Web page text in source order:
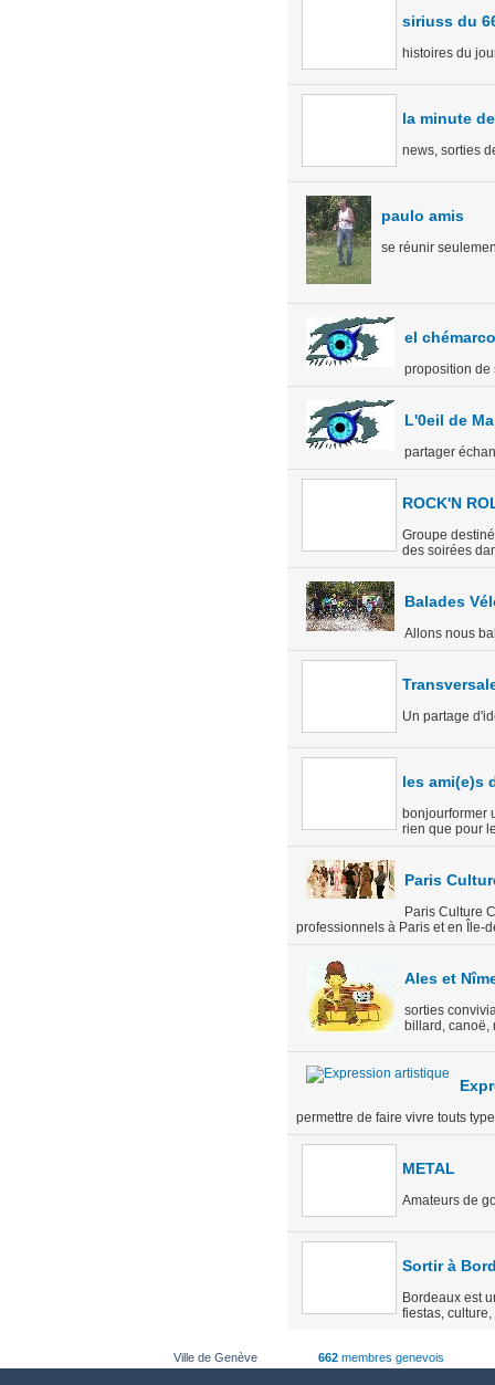
siriuss du
histoires du
la minute
news, sorties
paulo amis
se réunir
el chémarco
proposition de
L'0eil de
partager
ROCK'N
Groupe
des soirées
Balades
Allons nous
Un partage
les ami(e)s
bonjourformer
rien que pour
Paris
Paris Culture
professionnels à Paris et en Île-
Ales et
sorties
billard, canoë,
permettre de faire vivre touts
METAL
Amateurs de
Sortir à
Bordeaux est
fiestas,
Ville de Genève 662 membres genevois